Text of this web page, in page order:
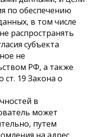
по обеспечению
в том числе
распространять
субъекта
не
РФ, а также
ст. 19 Закона о
в
может
путем